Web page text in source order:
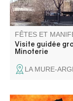
FÊTES ET
Visite guidée
Minoterie
LA MURE-